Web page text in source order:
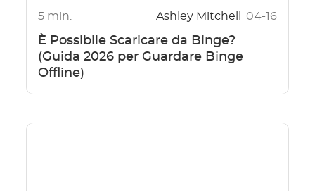
5 min. Ashley Mitchell 04-16
È Possibile Scaricare da Binge?
(Guida 2026 per Guardare Binge
Offline)